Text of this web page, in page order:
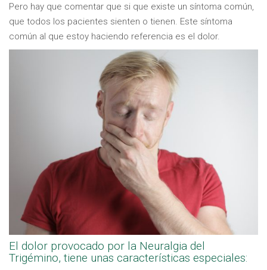
Pero hay que comentar que si que existe un síntoma común,
que todos los pacientes sienten o tienen. Este síntoma
común al que estoy haciendo referencia es el dolor.
El dolor provocado por la Neuralgia del
Trigémino, tiene unas características especiales: